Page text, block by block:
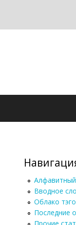
Вводное
Облако
Последние